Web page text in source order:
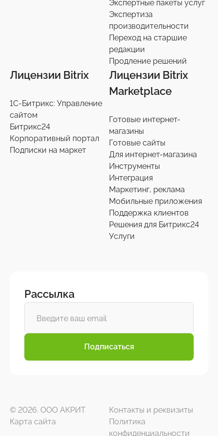
Настройки интеграций с маркетплайсами
Экспертиза производительности
Переход на старшие редакции8
Экспертные пакеты услуг
Экспертиза
производительности
Переход на старшие
редакции
Продление решений
Лицензии Bitrix
1С-Битрикс: Управление
сайтом
Битрикс24
Корпоративный портал
Подписки на маркет
Лицензии Bitrix
Marketplace
Готовые интернет-
магазины
Готовые сайты
Для интернет-магазина
Инструменты
Интеграция
Маркетинг, реклама
Мобильные приложения
Поддержка клиентов
Решения для Битрикс24
Услуги
Рассылка
Подписаться
© 2026. ООО АКРИТ
Контакты и реквизиты
Карта сайта
Политика
конфиденциальности